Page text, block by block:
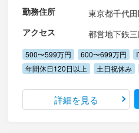
勤務住所
東京都千代
アクセス
都営地下鉄
500〜599万円 600〜699万円
年間休日120日以上
土日祝休み
詳細を見る